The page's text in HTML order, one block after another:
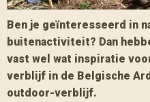
Ben je geïnteresseerd in
buitenactiviteit? Dan
vast wel wat inspiratie
verblijf in de Belgische
outdoor-verblijf.